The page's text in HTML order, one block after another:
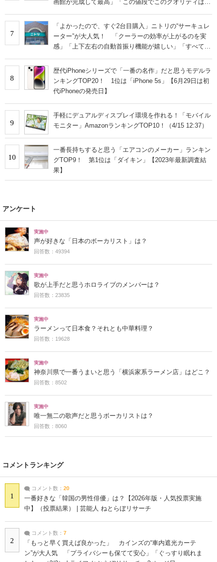
画館が完成して最高」「この値段でこのクオリティはす
7
「よかったので、すぐ2台目購入」ニトリの“サーキュレ
ーター”が大人気！ 「クーラーの効率が上がるのを実
感」「上下左右の自動首振り機能が嬉しい」「すべて洗
8
歴代iPhoneシリーズで「一番の名作」だと思うモデルラ
ンキングTOP20！ 1位は「iPhone 5s」【6月29日は初
代iPhoneの発売日】
9
手軽にデュアルディスプレイ環境を作れる！「モバイル
モニター」AmazonランキングTOP10！（4/15 12:37）
10
一番長持ちすると思う「エアコンのメーカー」ランキン
グTOP9！ 第1位は「ダイキン」【2023年最新調査結
果】
アンケート
実施中
声が好きな「日本のボーカリスト」は？
回答数：49394
実施中
歌が上手だと思うホロライブのメンバーは？
回答数：23835
実施中
ラーメンって日本食？それとも中華料理？
回答数：19628
実施中
神奈川県で一番うまいと思う「横浜家系ラーメン店」はどこ？
回答数：8502
実施中
唯一無二の歌声だと思うボーカリストは？
回答数：8060
コメントランキング
1
コメント数： 20
一番好きな「韓国の男性俳優」は？【2026年版・人気投票実施
中】（投票結果） | 芸能人 ねとらぼリサーチ
2
コメント数： 7
「もっと早く買えば良かった」 カインズの“車内遮光カーテ
ン”が大人気 「プライバシーも保てて安心」「ぐっすり眠れま